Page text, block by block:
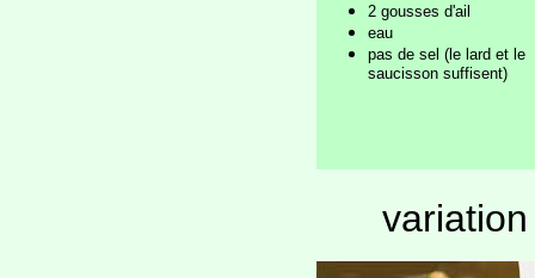
2 gousses d'ail
eau
pas de sel (le lard et le
saucisson suffisent)